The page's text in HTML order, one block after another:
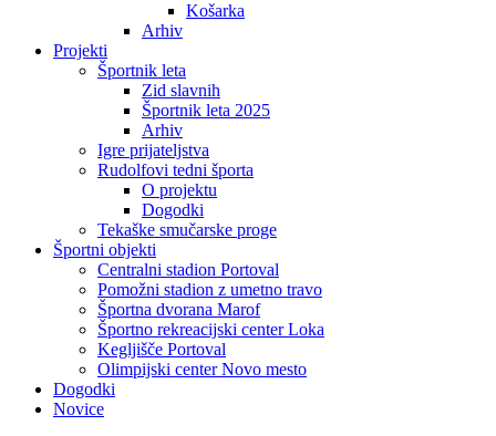
Košarka
Arhiv
Projekti
Športnik leta
Zid slavnih
Športnik leta 2025
Arhiv
Igre prijateljstva
Rudolfovi tedni športa
O projektu
Dogodki
Tekaške smučarske proge
Športni objekti
Centralni stadion Portoval
Pomožni stadion z umetno travo
Športna dvorana Marof
Športno rekreacijski center Loka
Kegljišče Portoval
Olimpijski center Novo mesto
Dogodki
Novice